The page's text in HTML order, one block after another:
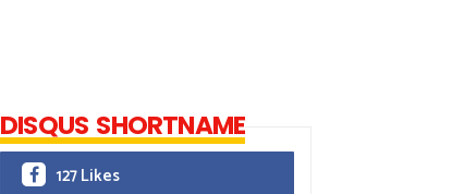
DISQUS SHORTNAME
127 Likes